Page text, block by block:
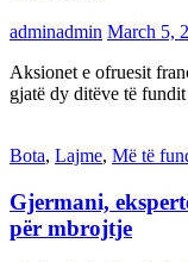
adminadmin March 5,
Aksionet e ofruesit
gjatë dy ditëve të
Bota, Lajme, Më të
Gjermani,
për mbrojtje